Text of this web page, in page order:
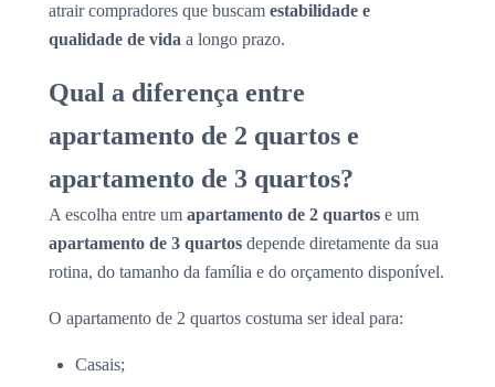
atrair compradores que buscam estabilidade e
qualidade de vida a longo prazo.
Qual a diferença entre
apartamento de 2 quartos e
apartamento de 3 quartos?
A escolha entre um apartamento de 2 quartos e um
apartamento de 3 quartos depende diretamente da sua
rotina, do tamanho da família e do orçamento disponível.
O apartamento de 2 quartos costuma ser ideal para:
Casais;